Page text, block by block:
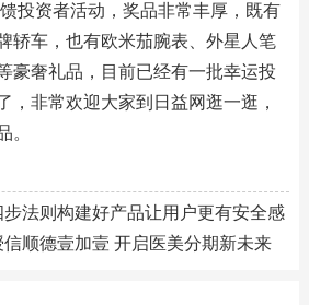
投资者活动，奖品非常丰厚，既有
轿车，也有欧米茄腕表、外星人笔
豪奢礼品，目前已经有一批幸运投
，非常欢迎大家到日益网逛一逛，
。
法则构建好产品让用户更有安全感
顺德壹加壹 开启医美分期新未来